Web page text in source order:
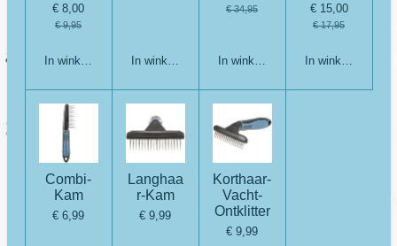
€ 8,00
€ 9,95
In winkelwagen In winkelwagen
€ 34,95
In winkelwagen
€ 15,00
€ 17,95
In winkelwagen
Combi-
Kam
€ 6,99
Langhaa
r-Kam
€ 9,99
Korthaar-
Vacht-
Ontklitter
€ 9,99